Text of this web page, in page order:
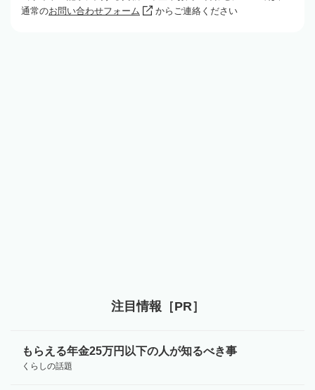
通常のお問い合わせフォーム からご連絡ください
注目情報［PR］
もらえる年金25万円以下の人が知るべき事
くらしの話題